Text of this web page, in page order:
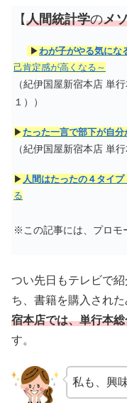
【人間統計学のメ
▶わが子がやる気にな
己肯定感が高くなる～
（紀伊国屋新宿本店 単
１））
▶たった一言で部下が自
（紀伊国屋新宿本店 単
▶ 人間はたったの４タイプ
る
※この記事には、プロモ
つい先日もテレビで
ち、書籍を購入された
宿本店では、単行本
す。
私も、興